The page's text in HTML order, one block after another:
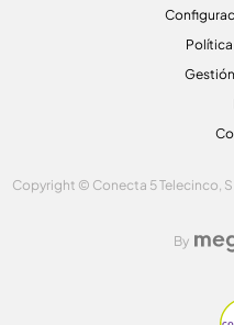
Copyright © Conecta 5 Telecinco,
By